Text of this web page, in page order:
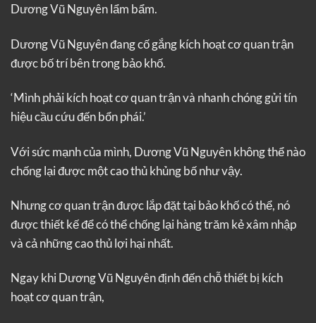
Dương Vũ Nguyên lẩm bẩm.
Dương Vũ Nguyên đang cố gắng kích hoạt cơ quan trận
được bố trí bên trong bảo khố.
‘Mình phải kích hoạt cơ quan trận và nhanh chóng gửi tín
hiệu cầu cứu đến bổn phái.’
Với sức mạnh của mình, Dương Vũ Nguyên không thể nào
chống lại được một cao thủ khủng bố như vậy.
Nhưng cơ quan trận được lắp đặt tại bảo khố có thể, nó
được thiết kế để có thể chống lại hàng trăm kẻ xâm nhập
và cả những cao thủ lợi hại nhất.
Ngay khi Dương Vũ Nguyên định đến chỗ thiết bị kích
hoạt cơ quan trận,